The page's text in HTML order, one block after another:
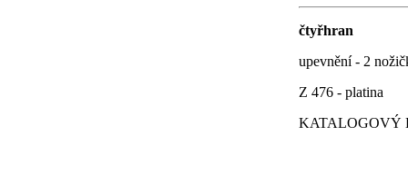
čtyřhran
upevnění - 2
Z 476 - platina
KATALOGOVÝ